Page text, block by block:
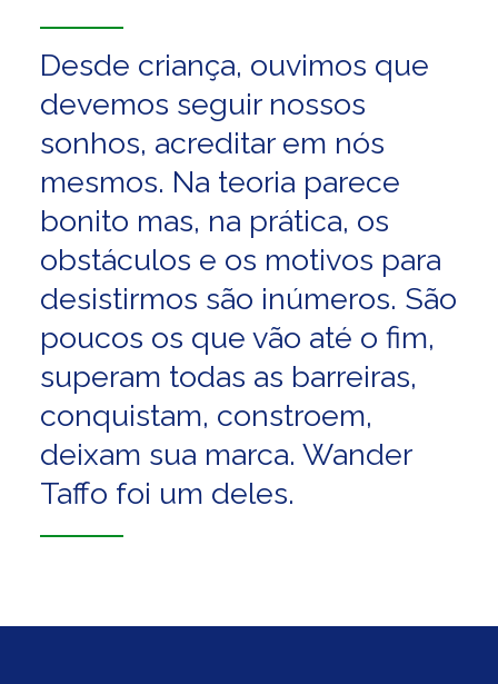
Desde criança, ouvimos que
devemos seguir nossos
sonhos, acreditar em nós
mesmos. Na teoria parece
bonito mas, na prática, os
obstáculos e os motivos para
desistirmos são inúmeros. São
poucos os que vão até o fim,
superam todas as barreiras,
conquistam, constroem,
deixam sua marca. Wander
Taffo foi um deles.